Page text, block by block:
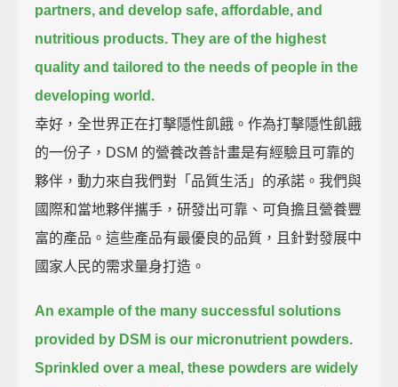
partners, and develop safe, affordable, and
nutritious products. They are of the highest
quality and tailored to the needs of people in the
developing world.
幸好，全世界正在打擊隱性飢餓。作為打擊隱性飢餓
的一份子，DSM 的營養改善計畫是有經驗且可靠的
夥伴，動力來自我們對「品質生活」的承諾。我們與
國際和當地夥伴攜手，研發出可靠、可負擔且營養豐
富的產品。這些產品有最優良的品質，且針對發展中
國家人民的需求量身打造。
An example of the many successful solutions
provided by DSM is our micronutrient powders.
Sprinkled over a meal, these powders are widely